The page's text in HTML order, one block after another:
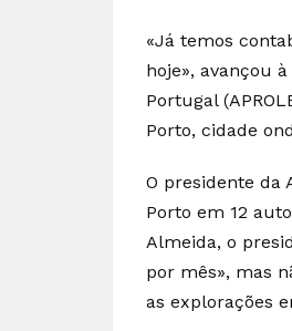
«Já temos
hoje», avançou
Portugal
Porto, cidade
O presidente da
Porto em 12
Almeida, o
por mês», mas
as explorações